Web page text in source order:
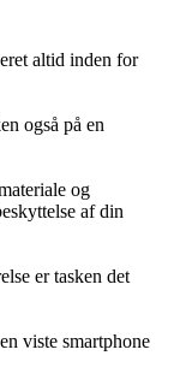
altid inden for
også på en
og
af din
er tasken det
viste smartphone